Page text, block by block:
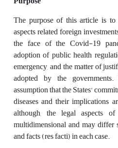
The purpose of this article is to
aspects related foreign
the face of the Covid-19
adoption of public health
emergency, and the matter of
adopted by the
assumption that the States’
diseases and their implications
although, the legal aspects
multidimensional and may
and facts (res facti) in each case.